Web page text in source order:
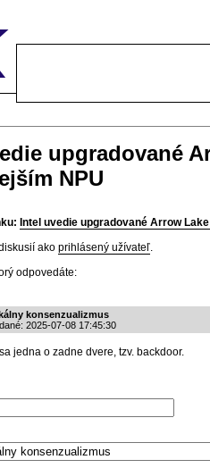
upgradované
NPU
Intel uvedie upgradované Arrow
ako prihlásený užívateľ.
odpovedáte:
konsenzualizmus
2025-07-08 17:45:30
jedna o zadne dvere, tzv. backdoor.